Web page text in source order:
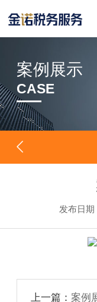
案例展示
CASE
发布日期
上一篇： 案例